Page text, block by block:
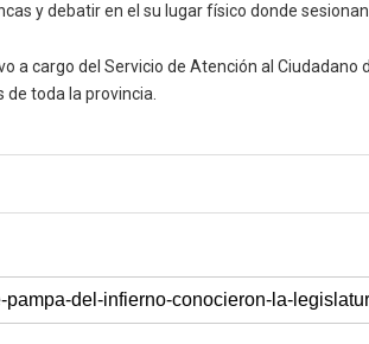
y debatir en el su lugar físico donde
a cargo del Servicio de Atención al
toda la provincia.